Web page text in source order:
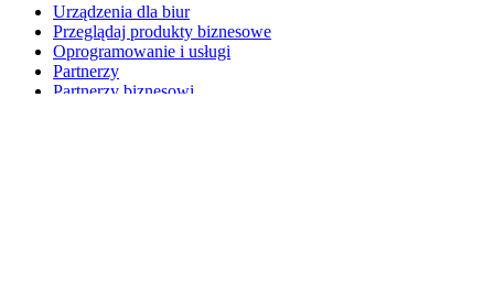
Urządzenia dla biur
Przeglądaj produkty biznesowe
Oprogramowanie i usługi
Partnerzy
Partnerzy biznesowi